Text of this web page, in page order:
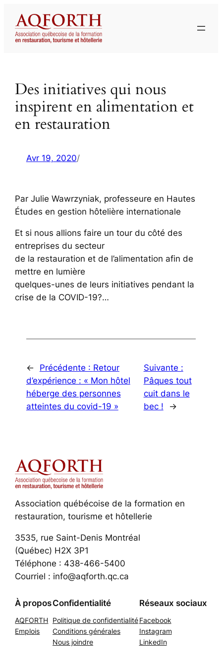
contenu
Des initiatives qui nous
inspirent en alimentation et
en restauration
Avr 19, 2020/
Par Julie Wawrzyniak, professeure en Hautes
Études en gestion hôtelière internationale
Et si nous allions faire un tour du côté des
entreprises du secteur
de la restauration et de l’alimentation afin de
mettre en lumière
quelques-unes de leurs initiatives pendant la
crise de la COVID-19?…
← Précédente : Retour
d’expérience : « Mon hôtel
héberge des personnes
atteintes du covid-19 »
Suivante :
Pâques tout
cuit dans le
bec !
→
Association québécoise de la formation en
restauration, tourisme et hôtellerie
3535, rue Saint-Denis Montréal
(Québec) H2X 3P1
Téléphone : 438-466-5400
Courriel : info@aqforth.qc.ca
À propos
AQFORTH
Emplois
Confidentialité
Politique de confidentialité
Conditions générales
Nous joindre
Réseaux sociaux
Facebook
Instagram
LinkedIn